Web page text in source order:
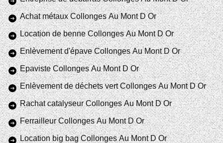
Achat métaux Collonges Au Mont D Or
Location de benne Collonges Au Mont D Or
Enlèvement d'épave Collonges Au Mont D Or
Epaviste Collonges Au Mont D Or
Enlèvement de déchets vert Collonges Au Mont D Or
Rachat catalyseur Collonges Au Mont D Or
Ferrailleur Collonges Au Mont D Or
Location big bag Collonges Au Mont D Or